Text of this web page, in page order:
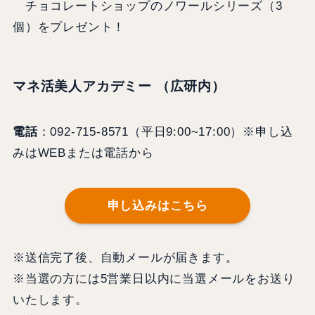
チョコレートショップのノワールシリーズ（3
個）をプレゼント！
マネ活美人アカデミー （広研内）
電話：092-715-8571（平日9:00~17:00）※申し込
みはWEBまたは電話から
申し込みはこちら
※送信完了後、自動メールが届きます。
※当選の方には5営業日以内に当選メールをお送り
いたします。